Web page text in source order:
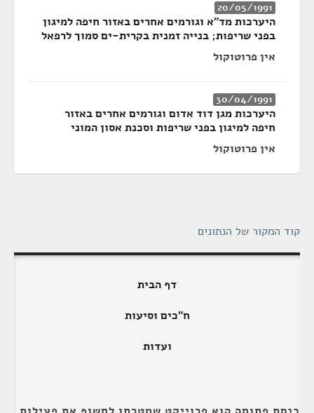
20/05/1991
היערכות מד״א וגורמים אחרים באזור חיפה למיגון
בפני שריפות; בנייה זמנית בקרית-ים סמוך לרפאל
אין פרוטוקול
30/04/1991
היערכות מגן דוד אדום וגורמים אחרים באזור
חיפה למיגון בפני שריפות וסכנת אסון המוני
אין פרוטוקול
קוד המקור של הנתונים
דף הבית
ח"כים וסיעות
ועדות